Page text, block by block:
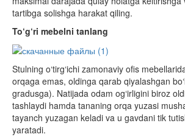
tartibga solishga harakat qiling.
To‘g‘ri mebelni tanlang
Stulning o‘tirg‘ichi zamonaviy ofis
orqaga emas, oldinga qarab qiyalashgan
gradusga). Natijada odam og‘irligini biroz
tashlaydi hamda tananing orqa yuzasi
tayanch yuzagan keladi va u gavdani tik
yaratadi.